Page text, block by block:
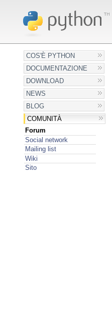
COS'È PYTHON
DOCUMENTAZIONE
DOWNLOAD
NEWS
BLOG
COMUNITÀ
Forum
Social network
Mailing list
Wiki
Sito